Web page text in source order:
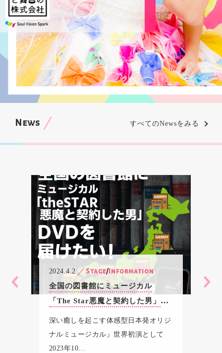
News すべてのNewsをみる
2024.4.2 Stage/Information
全国の図書館にミュージカル
「The Star悪魔と契約した男」
DVDを届けたい！！
深い癒しを起こす体感型日本発オリジ
ナルミュージカル』世界初演として
2023年10…